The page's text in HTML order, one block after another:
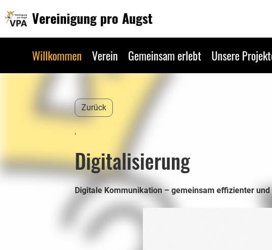
Vereinigung pro Augst
Willkommen Verein Gemeinsam erlebt Unsere
Zurück
,
Digitalisierung
Digitale Kommunikation – gemeinsam effizienter